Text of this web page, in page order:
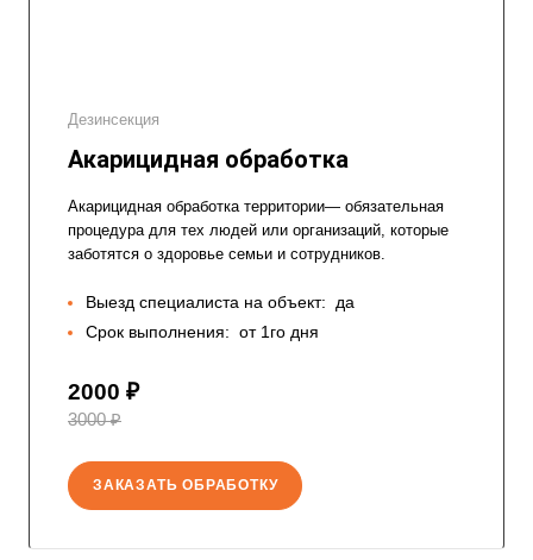
Дезинсекция
Акарицидная обработка
Акарицидная обработка территории— обязательная
процедура для тех людей или организаций, которые
заботятся о здоровье семьи и сотрудников.
Выезд специалиста на объект:
да
Срок выполнения: от 1го дня
2000 ₽
3000 ₽
ЗАКАЗАТЬ ОБРАБОТКУ